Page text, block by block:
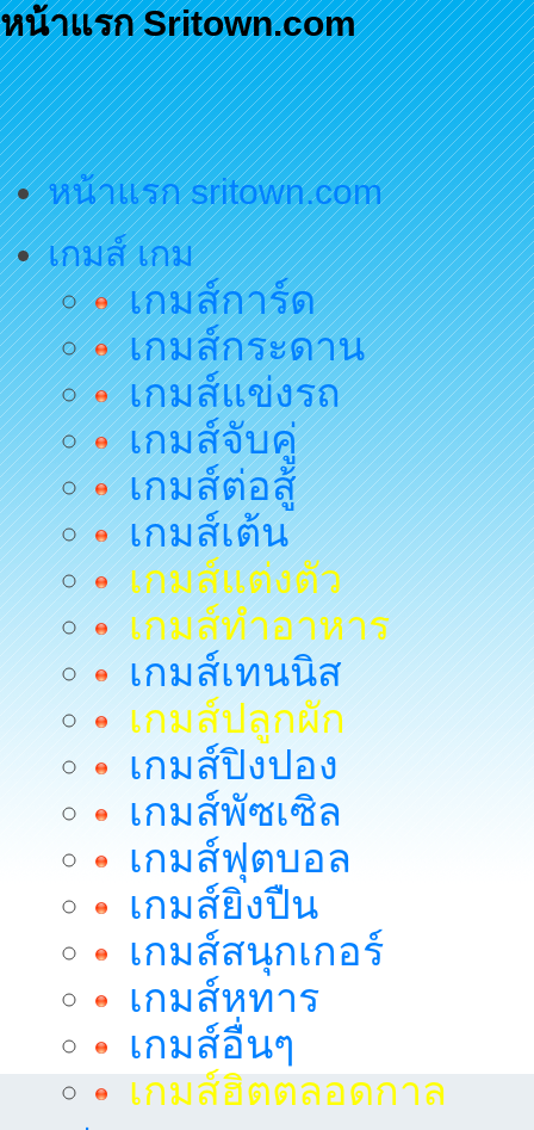
หน้าแรก Sritown.com
หน้าแรก sritown.com
เกมส์ เกม
เกมส์การ์ด
เกมส์กระดาน
เกมส์แข่งรถ
เกมส์จับคู่
เกมส์ต่อสู้
เกมส์เต้น
เกมส์แต่งตัว
เกมส์ทำอาหาร
เกมส์เทนนิส
เกมส์ปลูกผัก
เกมส์ปิงปอง
เกมส์พัซเซิล
เกมส์ฟุตบอล
เกมส์ยิงปืน
เกมส์สนุกเกอร์
เกมส์หทาร
เกมส์อื่นๆ
เกมส์ฮิตตลอดกาล